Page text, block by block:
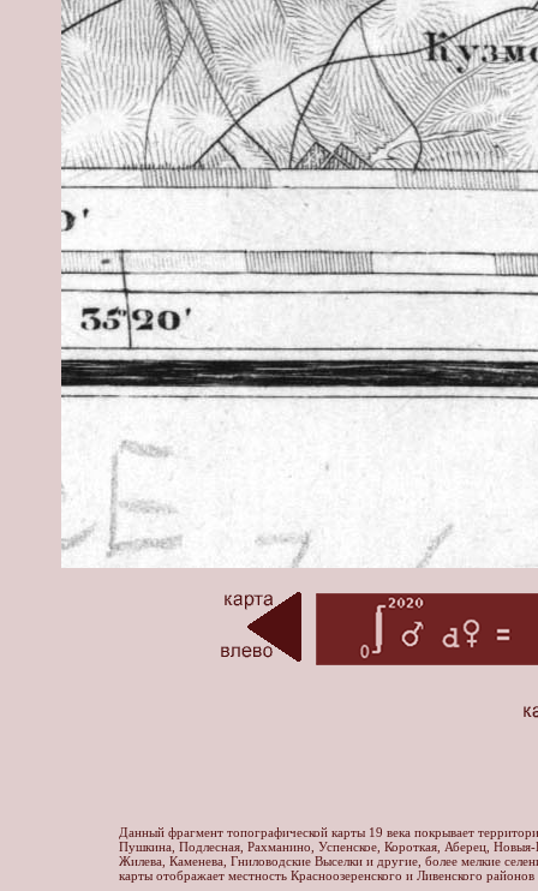
Данный фрагмент топографической карты 19 века покрывает
Пушкина, Подлесная, Рахманино, Успенское, Короткая, Аберец,
Жилева, Каменева, Гниловодские Выселки и другие, более мелкие
карты отображает местность Красноозеренского и Ливенского